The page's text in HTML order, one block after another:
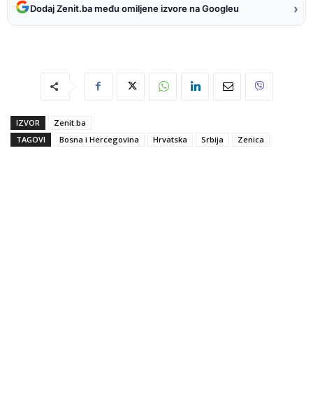
Dodaj Zenit.ba među omiljene izvore na Googleu ›
IZVOR
Zenit.ba
TAGOVI
Bosna i Hercegovina Hrvatska Srbija Zenica